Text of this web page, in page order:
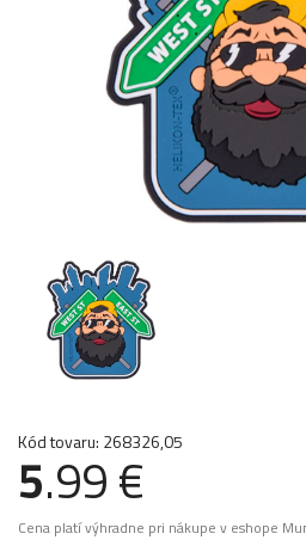
Kód tovaru: 268326,05
5.99 €
Cena platí výhradne pri nákupe v eshope